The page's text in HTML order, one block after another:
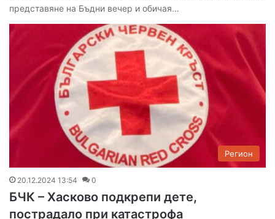
представяне на Бъдни вечер и обичая…
Регион
20.12.2024 13:54 0
БЧК – Хасково подкрепи дете,
пострадало при катастрофа